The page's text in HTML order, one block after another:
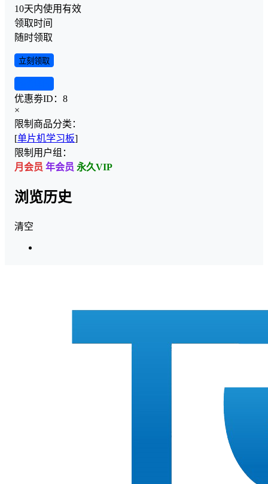
10天内使用有效
领取时间
随时领取
立刻领取
优惠劵ID： 8
×
限制商品分类：
[单片机学习板]
限制用户组：
月会员 年会员 永久VIP
浏览历史
清空